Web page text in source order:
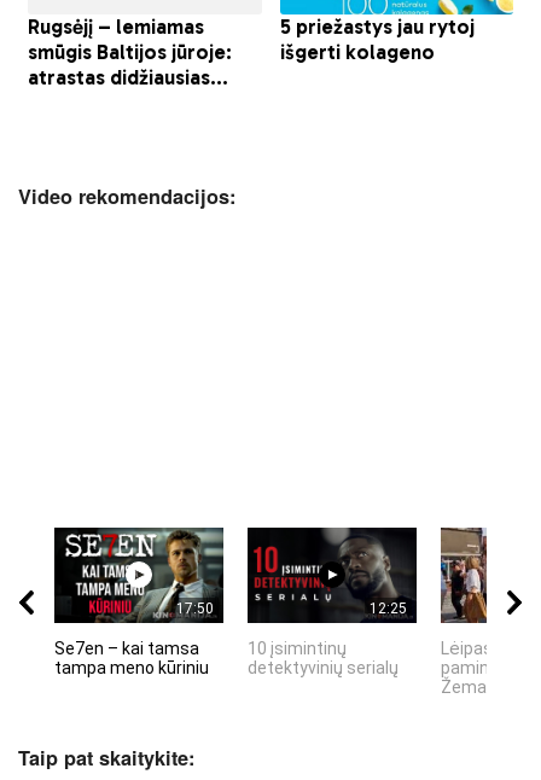
Video rekomendacijos:
17:50
Se7en – kai tamsa
tampa meno kūriniu
12:25
10 įsimintinų
detektyvinių serialų
Lėipas 13
paminiejuom
Žemaitiu
Taip pat skaitykite: